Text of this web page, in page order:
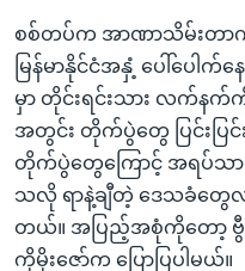
စစ်တပ်က အာဏာသိမ်းတာ
မြန်မာနိုင်ငံအနှံ့ ပေါ်ပေါက်န
မှာ တိုင်းရင်းသား လက်နက်
အတွင်း တိုက်ပွဲတွေ ပြင်းပြင်
တိုက်ပွဲတွေကြောင့် အရပ်သ
သလို ရာနဲ့ချီတဲ့ ဒေသခံတွေလ
တယ်။ အပြည့်အစုံကိုတော့ ဗွီ
ကိုမိုးဇော်က ပြောပြပါမယ်။